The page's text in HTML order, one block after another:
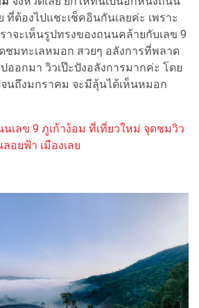
ที่ต้องไปแชะเช็คอินกันเลยค่ะ เพราะ
าจะเห็นรูปทรงของถนนคล้ายกับเลข 9
ชมทะเลหมอก สวยๆ อลังการที่พลาด
ออกมา วิวเป๊ะปังอลังการมากค่ะ โดย
นถึงมกราคม จะมีลุ้นได้เห็นหมอก
นเลข 9 ภูเก้าง้อม ที่เที่ยวใหม่ จุดชมวิว
อยฟ้า เมืองเลย